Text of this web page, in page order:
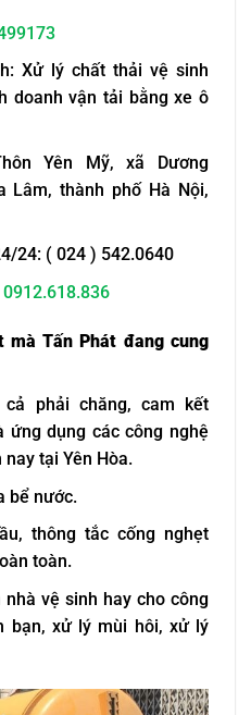
Xử lý chất thải vệ sinh
doanh vận tải bằng xe ô
Yên Mỹ, xã Dương
Lâm, thành phố Hà Nội,
24: ( 024 ) 542.0640
0912.618.836
mà Tấn Phát đang cung
phải chăng, cam kết
ứng dụng các công nghệ
tại Yên Hòa.
bể nước.
thông tắc cống nghẹt
toàn.
vệ sinh hay cho công
bạn, xử lý mùi hôi, xử lý